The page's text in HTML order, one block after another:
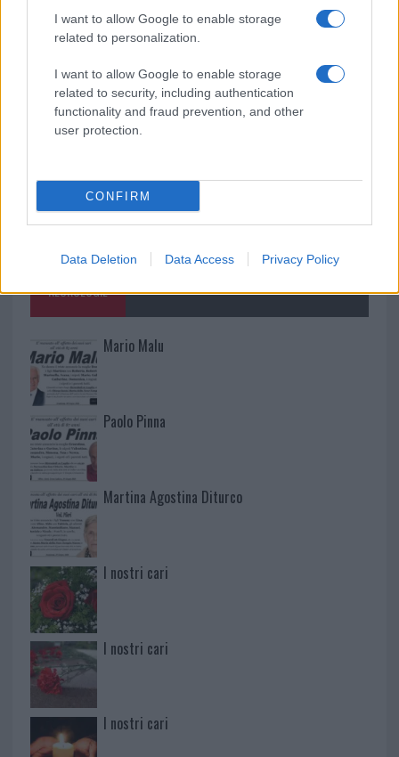
I want to allow Google to enable storage
related to personalization.
I want to allow Google to enable storage
related to security, including authentication
functionality and fraud prevention, and other
user protection.
CONFIRM
Data Deletion Data Access Privacy Policy
È scontro tra Misericordia e Comune di Santa
NECROLOGIE
Mario Malu
Paolo Pinna
Martina Agostina Diturco
I nostri cari
I nostri cari
I nostri cari